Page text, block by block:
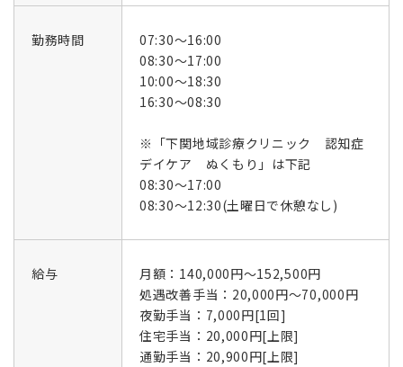
勤務時間
07:30～16:00
08:30～17:00
10:00～18:30
16:30～08:30
※「下関地域診療クリニック 認知症
デイケア ぬくもり」は下記
08:30～17:00
08:30～12:30(土曜日で休憩なし)
給与
月額：140,000円～152,500円
処遇改善手当：20,000円～70,000円
夜勤手当：7,000円[1回]
住宅手当：20,000円[上限]
通勤手当：20,900円[上限]